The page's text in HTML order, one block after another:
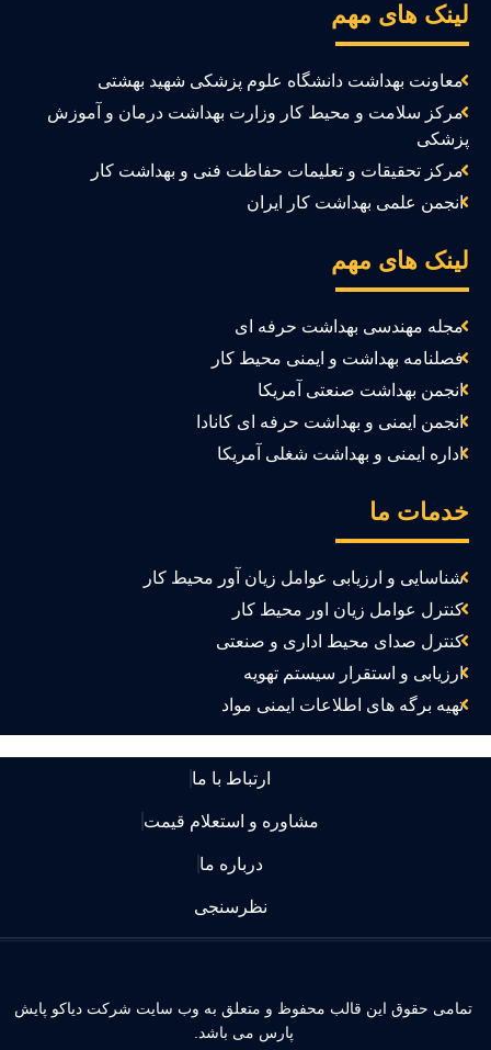
های مهم
معاونت بهداشت دانشگاه علوم پزشکی شهید بهشتی
مرکز سلامت و محیط کار وزارت بهداشت درمان و آموزش
مرکز تحقیقات و تعلیمات حفاظت فنی و بهداشت کار
انجمن علمی بهداشت کار ایران
های مهم
مجله مهندسی بهداشت حرفه ای
فصلنامه بهداشت و ایمنی محیط کار
انجمن بهداشت صنعتی آمریکا
انجمن ایمنی و بهداشت حرفه ای کانادا
اداره ایمنی و بهداشت شغلی آمریکا
ما
شناسایی و ارزیابی عوامل زیان آور محیط کار
کنترل عوامل زیان اور محیط کار
کنترل صدای محیط اداری و صنعتی
ارزیابی و استقرار سیستم تهویه
تهیه برگه های اطلاعات ایمنی مواد
ارتباط با ما
مشاوره و استعلام قیمت
درباره ما
نظرسنجی
حقوق این قالب محفوظ و متعلق به وب سایت شرکت دیاکو پایش
پارس می باشد.